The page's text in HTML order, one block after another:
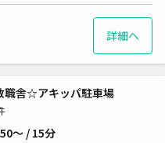
詳細へ
職舎☆アキッパ駐車場
〜 / 15分